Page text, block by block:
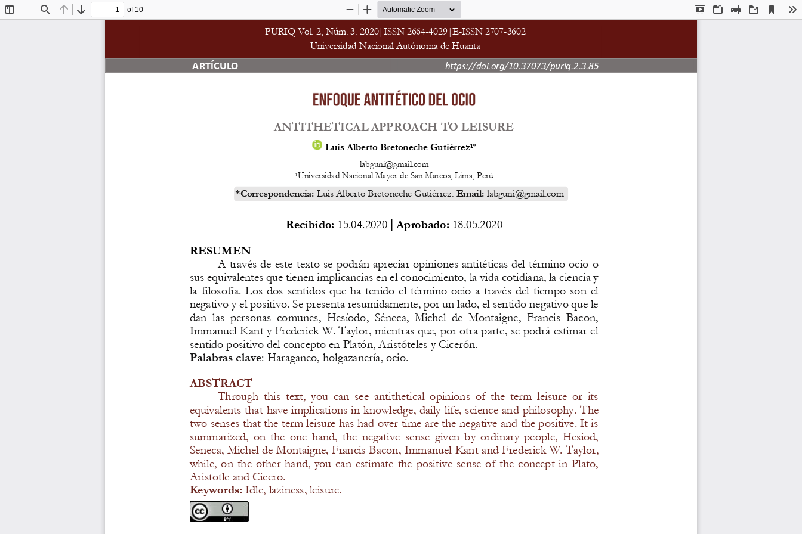
Find Previous
Next
of 10
Presentation
OpenPrint Download
Current
View
Zoom
Zoom
PURIQ Vol. 2 Núm. 3 . 2020|ISSN 2664-4029|E-ISSN 2707-3602
Universidad Nacional Autónoma de Huanta
ANTITHETICAL APPROACH TO LEISURE
Luis Alberto Bretoneche Gutiérrez1*
labguni@gmail.com
1Universidad Nacional Mayor de San Marcos, Lima, Perú
Recibido: 15.04.2020 |Aprobado: 18.05.2020
RESUMEN
A través de este texto se podrán apreciar opiniones antitéticas del término ocio o
sus equivalentes que tienen implicancias en el conocimiento, la vida cotidiana, la ciencia y
la  filosofía.  Los  dos  sentidos  que  ha  tenido  el  término  ocio  a  través  del  tiempo  son  el
negativo y el positivo. Se presenta resumidamente, por un lado, el sentido negativo que le
dan  las  personas  comunes,  Hesíodo,  Séneca,  Michel  de  Montaigne,  Francis  Bacon,
Immanuel Kant y Frederick W. Taylor, mientras que, por otra parte, se podrá estimar el
sentido positivo del concepto en Platón, Aristóteles y Cicerón.
Palabras clave: Haraganeo, holgazanería, ocio.
ABSTRACT
Through  this  text,  you  can  see  antithetical  opinions  of  the  term  leisure  or  its
equivalents that have implications in knowledge, daily life, science and philosophy. The
two senses that the term leisure has had over time are the negative and the positive. It is
summarized,  on  the  one  hand,  the  negative  sense  given  by  ordinary  people,  Hesiod,
Seneca, Michel de Montaigne, Francis Bacon, Immanuel Kant and Frederick W. Taylor,
while,  on  the  other  hand,  you  can  estimate  the  positive  sense  of  the  concept  in  Plato,
Aristotle and Cicero.
Keywords: Idle, laziness, leisure.
ARTÍCULO https://doi.org/10.37073/puriq.2.3.85
*Correspondencia: Luis Alberto Bretoneche Gutiérrez Email: labguni@gmail.com